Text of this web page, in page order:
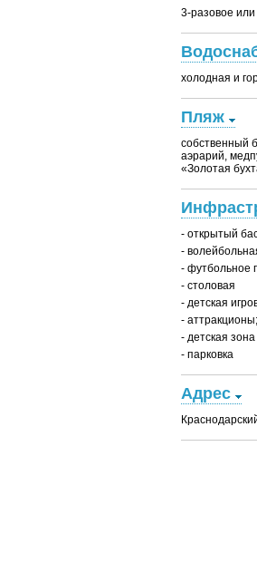
3-разовое или
холодная и
Пляж
собственный
аэрарий,
«Золотая
- открытый
-
- футбольное
- столовая
- детская
- аттракционы;
- детская
- парковка
Адрес